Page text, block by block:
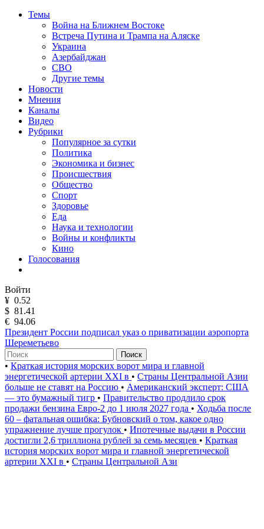
Темы
Война на Ближнем Востоке
Встреча Путина и Трампа на Аляске
Украина
Азербайджан
СВО
Другие темы
Новости
Мнения
Каналы
Видео
Рубрики
Популярное за сутки
Политика
Экономика и бизнес
Происшествия
Общество
Спорт
Здоровье
Еда
Наука и технологии
Войны и конфликты
Кино
Голосования
Войти
¥ 0.52
$ 81.41
€ 94.06
Президент России подписал указ о приватизации аэропорта
Шереметьево
Поиск
• Краткая история морских ворот мира и главной
энергетической артерии XXI в • Страны Центральной Азии
больше не ставят на Россию • Американский эксперт: США
— это бумажный тигр • Правительство продлило срок
продажи бензина Евро-2 до 1 июля 2027 года • Ходьба после
60 – фатальная ошибка: Бубновский о том, какое одно
упражнение лучше прогулок • Ипотечные выдачи в России
достигли 2,6 триллиона рублей за семь месяцев • Краткая
история морских ворот мира и главной энергетической
артерии XXI в • Страны Центральной Ази